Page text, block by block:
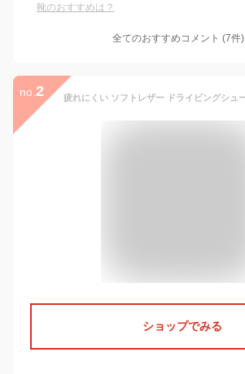
靴のおすすめは？
全てのおすすめコメント (7件)
no. 2
ショップでみる